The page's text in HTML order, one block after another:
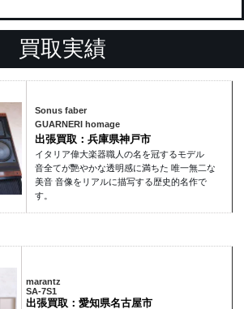
買取実績
Sonus faber
GUARNERI homage
出張買取：兵庫県神戸市
イタリア偉大楽器職人の名を冠するモデル
音全てが艷やかな透明感に満ちた 唯一無二な
美音 音像をリアルに描写する歴史的名作で
す。
marantz
SA-7S1
出張買取：愛知県名古屋市